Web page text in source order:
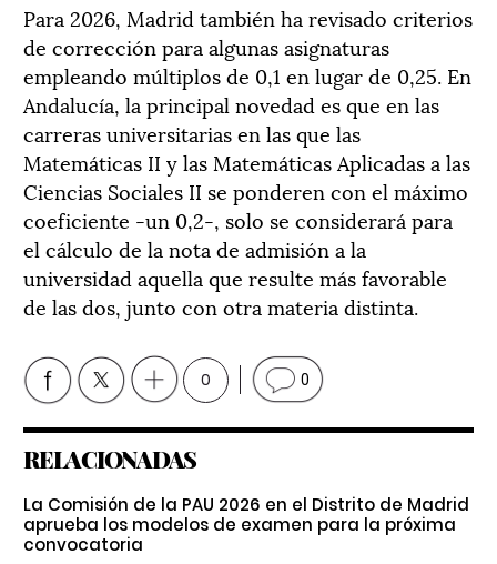
Para 2026, Madrid también ha revisado criterios
de corrección para algunas asignaturas
empleando múltiplos de 0,1 en lugar de 0,25. En
Andalucía, la principal novedad es que en las
carreras universitarias en las que las
Matemáticas II y las Matemáticas Aplicadas a las
Ciencias Sociales II se ponderen con el máximo
coeficiente -un 0,2-, solo se considerará para
el cálculo de la nota de admisión a la
universidad aquella que resulte más favorable
de las dos, junto con otra materia distinta.
0 0
RELACIONADAS
La Comisión de la PAU 2026 en el Distrito de Madrid
aprueba los modelos de examen para la próxima
convocatoria